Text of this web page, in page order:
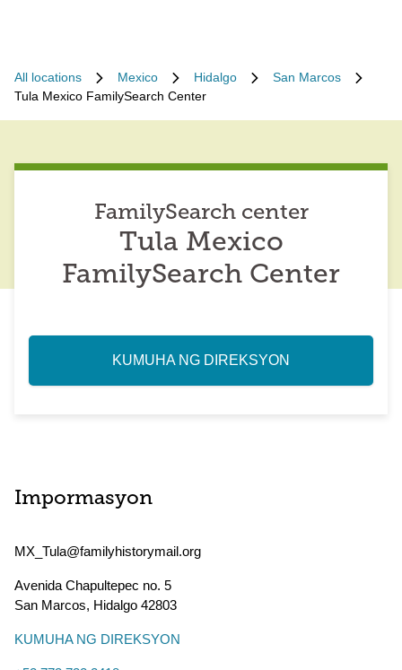
All locations Mexico Hidalgo
San Marcos
Tula Mexico FamilySearch Center
FamilySearch center
Tula Mexico
FamilySearch Center
KUMUHA NG DIREKSYON
Impormasyon
MX_Tula@familyhistorymail.org
Avenida Chapultepec no. 5
San Marcos, Hidalgo 42803
KUMUHA NG DIREKSYON